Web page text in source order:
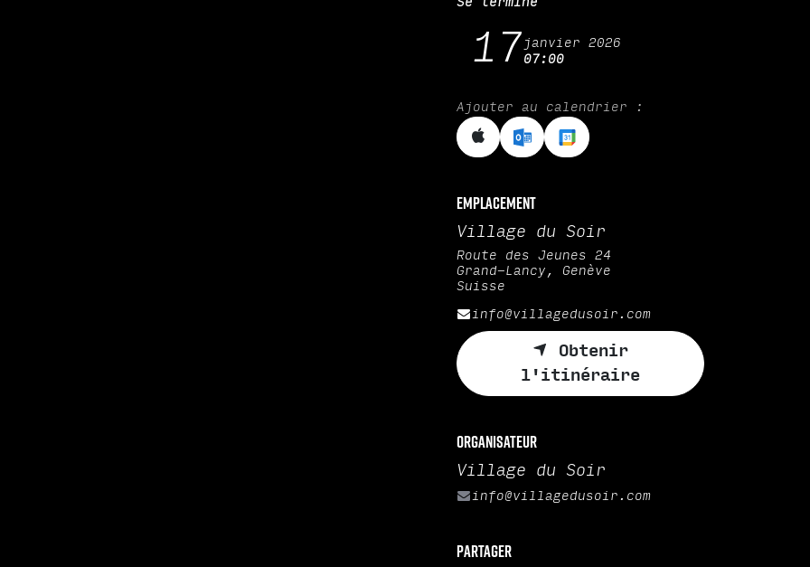
17 janvier 2026
07:00
Ajouter au calendrier :
Emplacement
Village du Soir
Route des Jeunes 24
Grand-Lancy, Genève
Suisse
info@villagedusoir.com
Obtenir
l'itinéraire
Organisateur
Village du Soir
info@villagedusoir.com
Partager